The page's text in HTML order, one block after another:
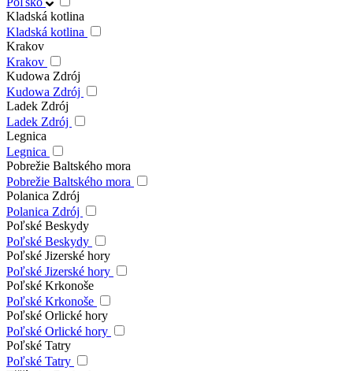
Kladská kotlina
Kladská kotlina
Krakov
Krakov
Kudowa Zdrój
Kudowa Zdrój
Ladek Zdrój
Ladek Zdrój
Legnica
Legnica
Pobrežie Baltského mora
Pobrežie Baltského mora
Polanica Zdrój
Polanica Zdrój
Poľské Beskydy
Poľské Beskydy
Poľské Jizerské hory
Poľské Jizerské hory
Poľské Krkonoše
Poľské Krkonoše
Poľské Orlické hory
Poľské Orlické hory
Poľské Tatry
Poľské Tatry